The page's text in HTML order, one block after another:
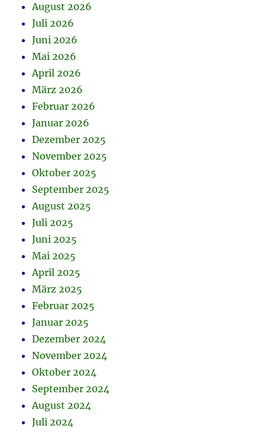
August 2026
Juli 2026
Juni 2026
Mai 2026
April 2026
März 2026
Februar 2026
Januar 2026
Dezember 2025
November 2025
Oktober 2025
September 2025
August 2025
Juli 2025
Juni 2025
Mai 2025
April 2025
März 2025
Februar 2025
Januar 2025
Dezember 2024
November 2024
Oktober 2024
September 2024
August 2024
Juli 2024